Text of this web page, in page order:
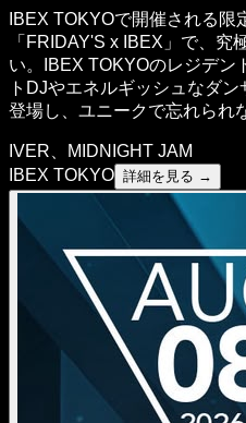
IBEX TOKYOで開催される限
「FRIDAY'S x IBEX」で、究
い。IBEX TOKYOのレジデン
トDJやエネルギッシュなダ
登場し、ユニークで忘れられ
IVER、MIDNIGHT JAM
IBEX TOKYO 詳細を見る →